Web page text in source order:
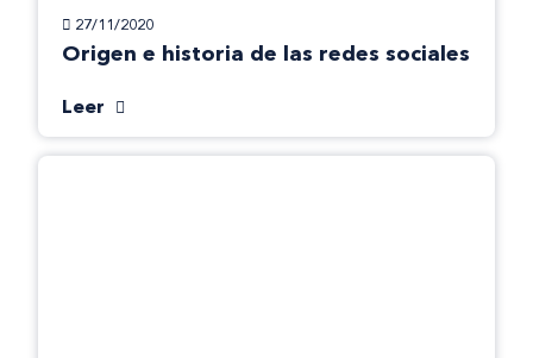
27/11/2020
Origen e historia de las redes sociales
Leer